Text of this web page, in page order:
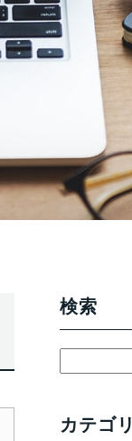
検索
カテゴリ